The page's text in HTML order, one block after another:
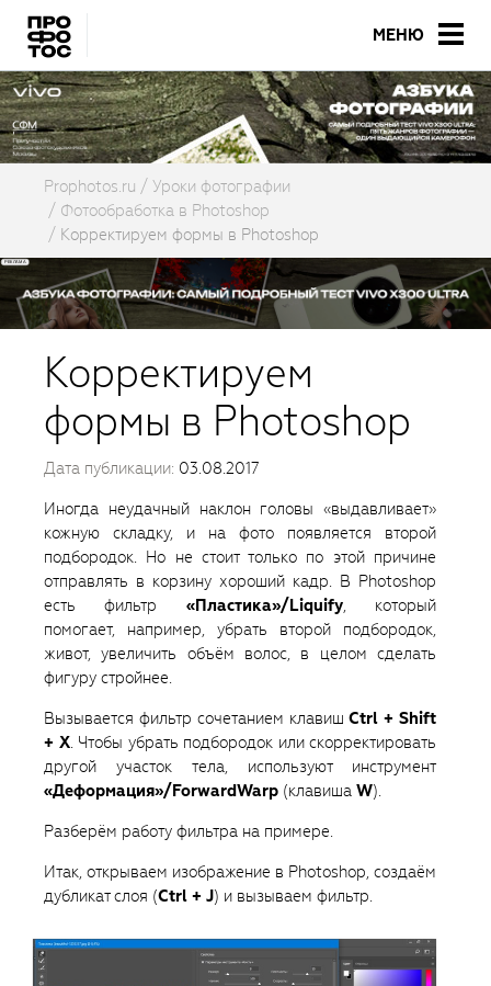
МЕНЮ
Prophotos.ru
Уроки фотографии
Фотообработка в Photoshop
Корректируем формы в Photoshop
Корректируем
формы в Photoshop
Дата публикации: 03.08.2017
Иногда неудачный наклон головы «выдавливает»
кожную складку, и на фото появляется второй
подбородок. Но не стоит только по этой причине
отправлять в корзину хороший кадр. В Photoshop
есть фильтр «Пластика»/Liquify, который
помогает, например, убрать второй подбородок,
живот, увеличить объём волос, в целом сделать
фигуру стройнее.
Вызывается фильтр сочетанием клавишCtrl + Shift
+ X. Чтобы убрать подбородок или скорректировать
другой участок тела, используют инструмент
«Деформация»/ForwardWarp (клавиша W).
Разберём работу фильтра на примере.
Итак, открываем изображение в Photoshop, создаём
дубликат слоя (Ctrl + J) и вызываем фильтр.